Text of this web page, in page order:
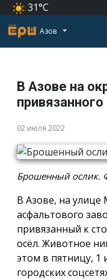
31°C
Азов
В Азове на
02 июля 2022
Брошенный ослик.
В Азове, на улице
асфальтового
привязанный к
осёл. Животное
этом в пятницу,
городских